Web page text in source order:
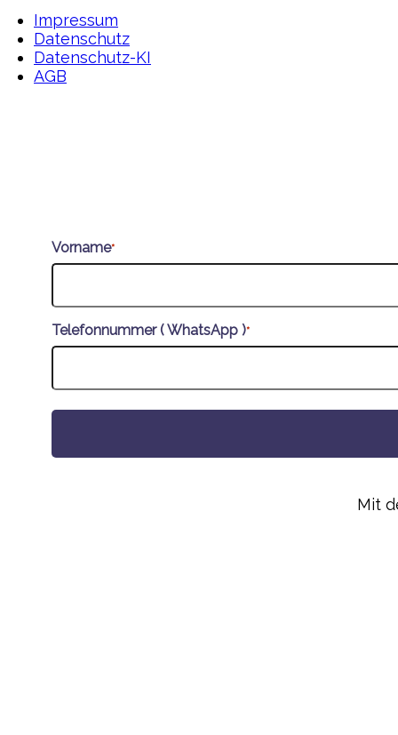
Impressum
Datenschutz
Datenschutz-KI
AGB
Vorname*
Telefonnummer ( WhatsApp )*
Mit